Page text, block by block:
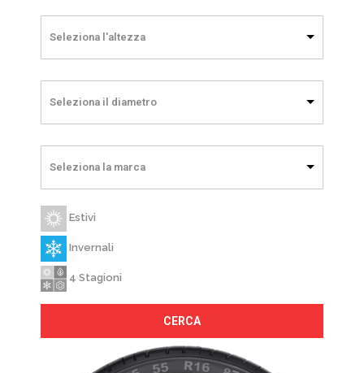
Seleziona l'altezza
Seleziona il diametro
Seleziona la marca
Estivi
Invernali
4 Stagioni
CERCA